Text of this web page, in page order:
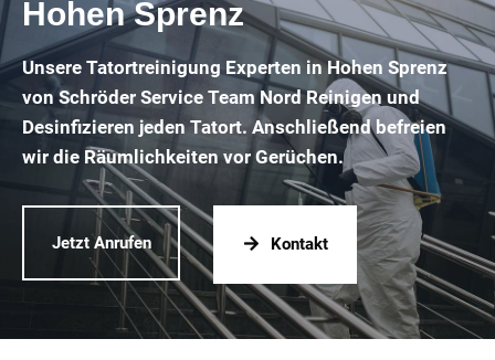
Hohen Sprenz
Unsere Tatortreinigung Experten in Hohen Sprenz
von Schröder Service Team Nord Reinigen und
Desinfizieren jeden Tatort. Anschließend befreien
wir die Räumlichkeiten vor Gerüchen.
Jetzt Anrufen Kontakt